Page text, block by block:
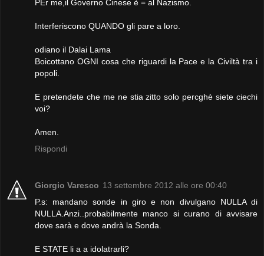
PEr me,il Governo Cinese è = al Nazismo.
Interferiscono QUANDO gli pare a loro.
odiano il Dalai Lama
Boicottano OGNI cosa che riguardi la Pace e la Civiltà tra i
popoli.
E pretendete che me ne stia zitto solo percghè siete ciechi
voi?
Amen.
Rispondi
Giorgio Varesco 13 settembre 2012 alle ore 00:40
P.s: mandano sonde in giro e non divulgano NULLA di
NULLA.Anzi..probabilmente manco si curano di avvisare
dove sarà e dove andrà la Sonda.
E STATE li a a idolatrarli?